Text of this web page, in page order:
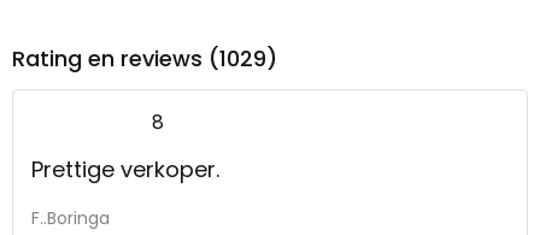
Rating en reviews (1029)
8
Prettige verkoper.
F..Boringa